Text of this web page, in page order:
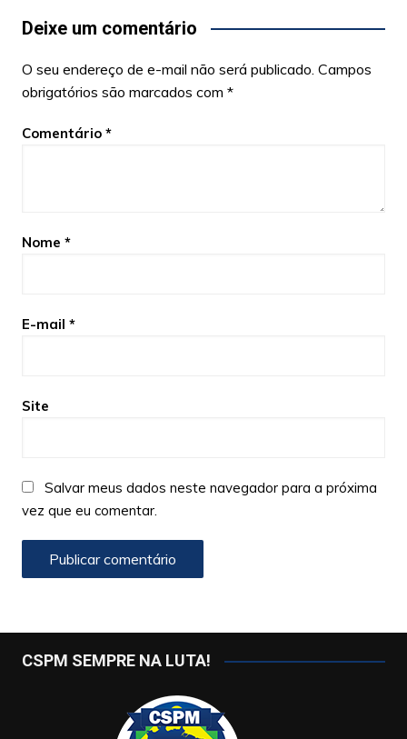
Deixe um comentário
O seu endereço de e-mail não será publicado. Campos
obrigatórios são marcados com *
Comentário *
Nome *
E-mail *
Site
Salvar meus dados neste navegador para a próxima
vez que eu comentar.
CSPM SEMPRE NA LUTA!